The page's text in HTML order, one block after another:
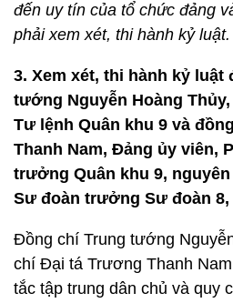
đến uy tín của tổ chức đảng
phải xem xét, thi hành kỷ luật.
3. Xem xét, thi hành kỷ luật
tướng Nguyễn Hoàng
Tư lệnh Quân khu 9 và
Thanh Nam, Đảng ủy viên,
trưởng Quân khu 9,
Sư đoàn trưởng Sư đoàn 8,
Đồng chí Trung tướng
chí Đại tá Trương Thanh
tắc tập trung dân chủ và quy